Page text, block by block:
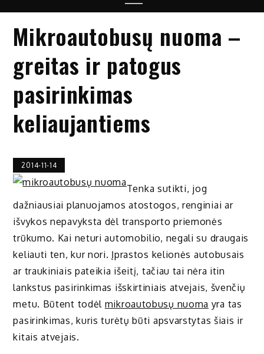
Mikroautobusų nuoma –
greitas ir patogus
pasirinkimas
keliaujantiems
2014-11-14
Tenka sutikti, jog
dažniausiai planuojamos atostogos, renginiai ar
išvykos nepavyksta dėl transporto priemonės
trūkumo. Kai neturi automobilio, negali su draugais
keliauti ten, kur nori. Įprastos kelionės autobusais
ar traukiniais pateikia išeitį, tačiau tai nėra itin
lankstus pasirinkimas išskirtiniais atvejais, švenčių
metu. Būtent todėl mikroautobusų nuoma yra tas
pasirinkimas, kuris turėtų būti apsvarstytas šiais ir
kitais atvejais.